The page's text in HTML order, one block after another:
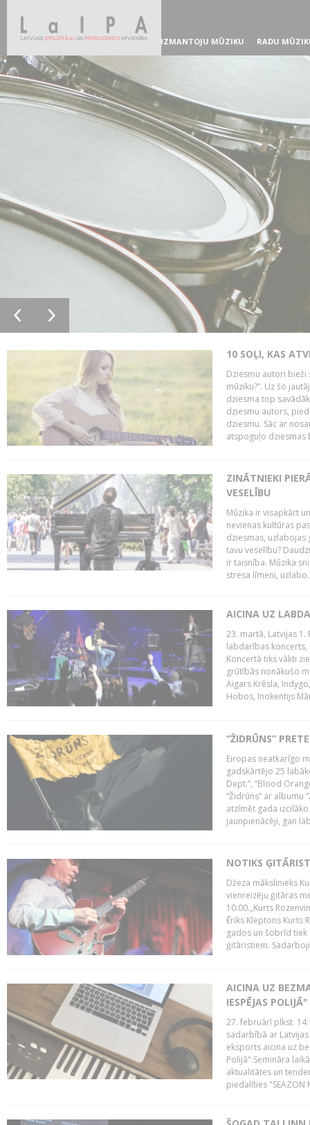
IZMANTOJU MŪZIKU RADU
10 SOĻI, KAS
Dziesmu autori bieži
mūziku?”. Uz šo
dziesma top
dziesmu autors,
dziesmu. Sāc ar
atspoguļo dziesmas
ZINĀTNIEKI
VESELĪBU
Mūzika ir visapkārt
nevienas kultūras
dziesmas, uzlabojas
tavu veselību?
ir taisnība. Mūzika
stresa līmeni,
AICINA UZ
23. martā, Latvijas 1.
labdarības koncerts,
Koncertā tiks vākti
grūtībās nonākušo
Aigars Krēsla,
Hobos, Inokentijs
“ŽIDRŪNS”
Eiropas neatkarīgo
gadskārtējo 25
Dept.”, “Blood
“Židrūns” ar albumu
atzīmēt gada
jaunpienācēji, gan
NOTIKS
Džeza mākslinieks
vienreizēju ģitāras
10:00.„Kurts
Ēriks Kleptons Kurts
gados un šobrīd
ģitāristiem.
AICINA UZ
IESPĒJAS POLIJĀ"
27. februārī plkst.
sadarbībā ar
eksports aicina uz
Polijā".Semināra
aktualitātes un
piedalīties "SEAZON